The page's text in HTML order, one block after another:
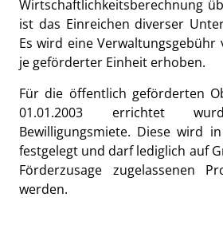
Wirtschaftlichkeitsberechnung
ist das Einreichen diverser
Es wird eine Verwaltungsgebühr
je geförderter Einheit erhoben.
Für die öffentlich geförderten
01.01.2003 errichtet
Bewilligungsmiete. Diese wird
festgelegt und darf lediglich auf
Förderzusage zugelassenen
werden.